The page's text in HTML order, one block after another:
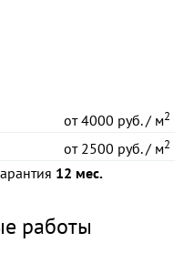
от4000 руб. / м2
от2500 руб. / м2
12 мес.
работы